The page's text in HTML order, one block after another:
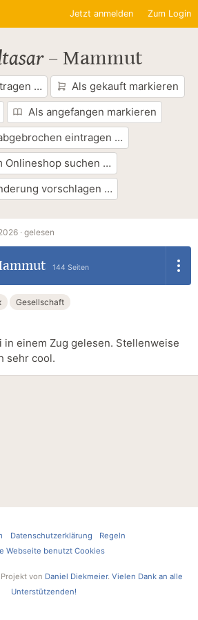
Jetzt anmelden Zum Login
– Mammut
…
Als gekauft markieren
Als angefangen markieren
eintragen …
Onlineshop suchen …
vorschlagen …
· gelesen
144 Seiten
Gesellschaft
in einem Zug gelesen. Stellenweise
sehr cool.
Datenschutzerklärung
Regeln
Webseite benutzt Cookies
von Daniel Diekmeier. Vielen Dank an alle
Unterstützenden!